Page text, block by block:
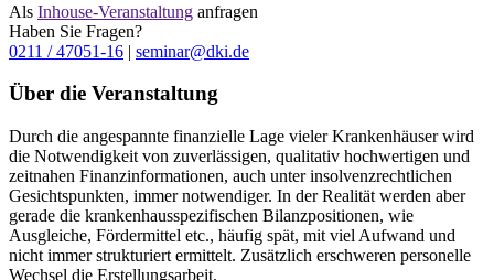
Als Inhouse-Veranstaltung anfragen
Haben Sie Fragen?
0211 / 47051-16 | seminar@dki.de
Über die Veranstaltung
Durch die angespannte finanzielle Lage vieler Krankenhäuser wird
die Notwendigkeit von zuverlässigen, qualitativ hochwertigen und
zeitnahen Finanzinformationen, auch unter insolvenzrechtlichen
Gesichtspunkten, immer notwendiger. In der Realität werden aber
gerade die krankenhausspezifischen Bilanzpositionen, wie
Ausgleiche, Fördermittel etc., häufig spät, mit viel Aufwand und
nicht immer strukturiert ermittelt. Zusätzlich erschweren personelle
Wechsel die Erstellungsarbeit.